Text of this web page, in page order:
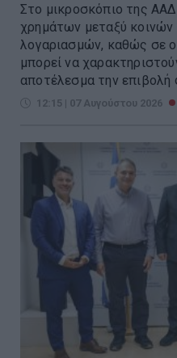
Στο μικροσκόπιο της
χρημάτων μεταξύ
λογαριασμών, καθώς σε
μπορεί να
αποτέλεσμα την επιβολή
12:15 | 07 Αυγούστου 2026